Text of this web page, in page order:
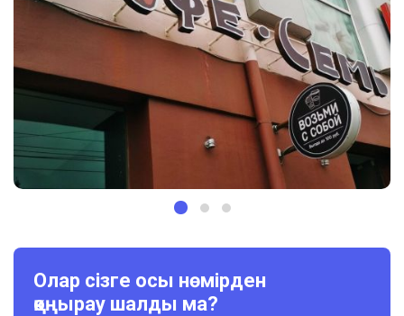
Олар сізге осы нөмірден
қоңырау шалды ма?